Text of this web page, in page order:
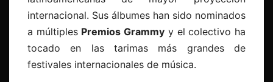
internacional. Sus álbumes han sido nominados
a múltiples Premios Grammy y el colectivo ha
tocado en las tarimas más grandes de
festivales internacionales de música.